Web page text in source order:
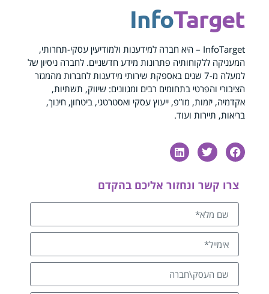
InfoTarget
InfoTarget – היא חברה למידענות ולמודיעין עסקי-תחרותי,
המעניקה ללקוחותיה פתרונות מידע חדשניים. לחברה ניסיון של
למעלה מ-7 שנים באספקת שירותי מידענות לחברות מהמגזר
הציבורי והפרטי בתחומים רבים ומגוונים: שיווק, תשתיות,
אקדמיה, יזמות, מו”פ, ייעוץ עסקי ואסטרטגי, ביטחון, חינוך,
בריאות, תיירות ועוד.
צרו קשר ונחזור אליכם בהקדם